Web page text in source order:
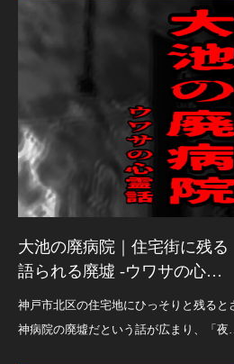
大池の廃病院｜住宅街に残る
語られる廃墟 -ウワサの心…
神戸市北区の住宅地にひっそりと残る
神病院の廃墟だという話が広まり、「夜…